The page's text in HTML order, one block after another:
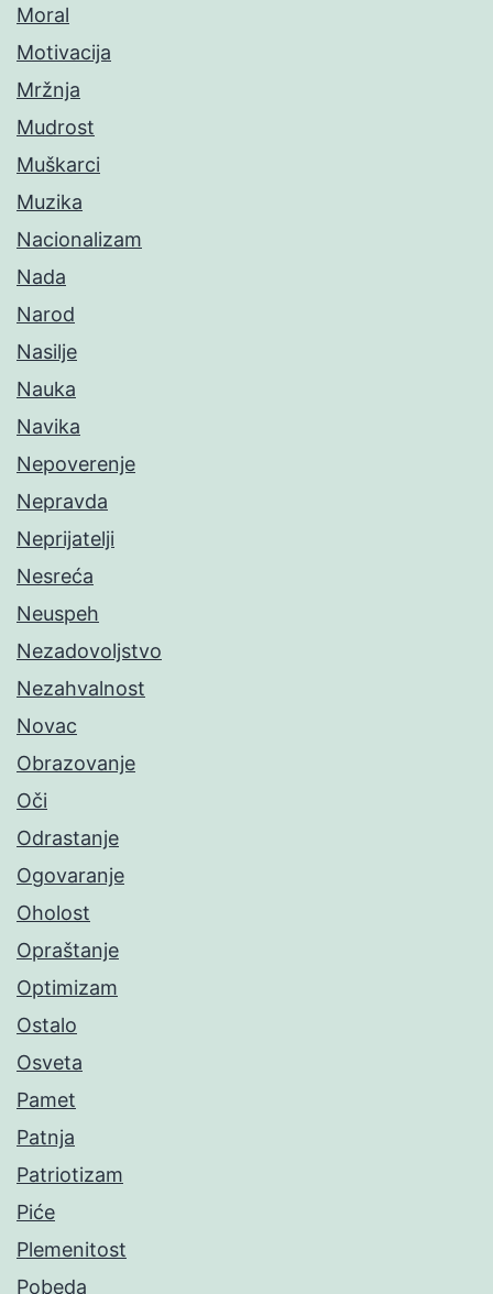
Moral
Motivacija
Mržnja
Mudrost
Muškarci
Muzika
Nacionalizam
Nada
Narod
Nasilje
Nauka
Navika
Nepoverenje
Nepravda
Neprijatelji
Nesreća
Neuspeh
Nezadovoljstvo
Nezahvalnost
Novac
Obrazovanje
Oči
Odrastanje
Ogovaranje
Oholost
Opraštanje
Optimizam
Ostalo
Osveta
Pamet
Patnja
Patriotizam
Piće
Plemenitost
Pobeda